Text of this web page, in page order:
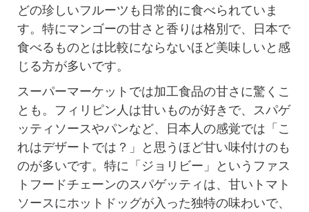
どの珍しいフルーツも日常的に食べられていま
す。特にマンゴーの甘さと香りは格別で、日本で
食べるものとは比較にならないほど美味しいと感
じる方が多いです。
スーパーマーケットでは加工食品の甘さに驚くこ
とも。フィリピン人は甘いものが好きで、スパゲ
ッティソースやパンなど、日本人の感覚では「こ
れはデザートでは？」と思うほど甘い味付けのも
のが多いです。特に「ジョリビー」というファス
トフードチェーンのスパゲッティは、甘いトマト
ソースにホットドッグが入った独特の味わいで、